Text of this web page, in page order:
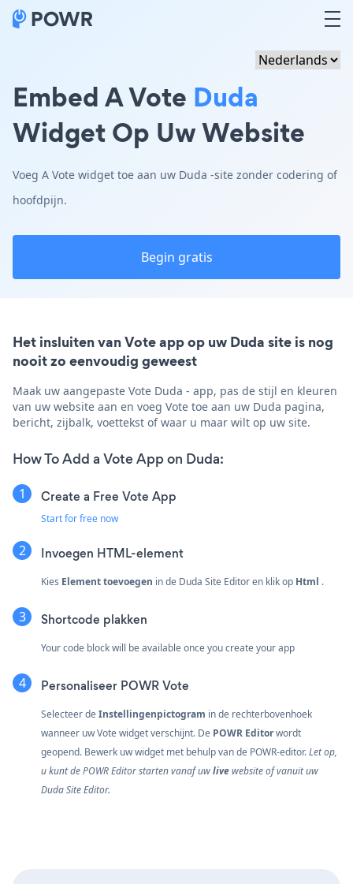
Embed A Vote Duda
Widget Op Uw Website
Voeg A Vote widget toe aan uw Duda -site zonder codering of
hoofdpijn.
Begin gratis
Het insluiten van Vote app op uw Duda site is nog
nooit zo eenvoudig geweest
Maak uw aangepaste Vote Duda - app, pas de stijl en kleuren
van uw website aan en voeg Vote toe aan uw Duda pagina,
bericht, zijbalk, voettekst of waar u maar wilt op uw site.
How To Add a Vote App on Duda:
Create a Free Vote App
Start for free now
Invoegen HTML-element
Kies Element toevoegen in de Duda Site Editor en klik op Html .
Shortcode plakken
Your code block will be available once you create your app
Personaliseer POWR Vote
Selecteer deInstellingenpictogram in de rechterbovenhoek
wanneer uw Vote widget verschijnt. De POWR Editorwordt
geopend. Bewerk uw widget met behulp van de POWR-editor.Let op,
u kunt de POWR Editor starten vanaf uwlivewebsite of vanuit uw
Duda Site Editor.